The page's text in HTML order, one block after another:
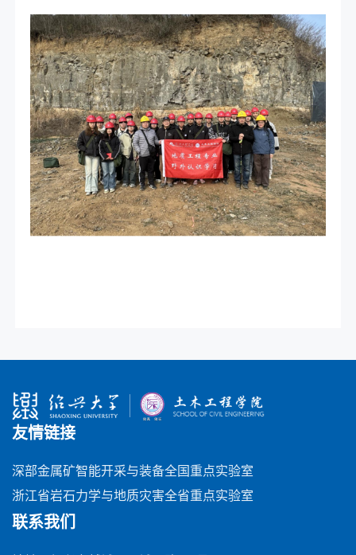
友情链接
深部金属矿智能开采与装备全国重点实验室
浙江省岩石力学与地质灾害全省重点实验室
联系我们